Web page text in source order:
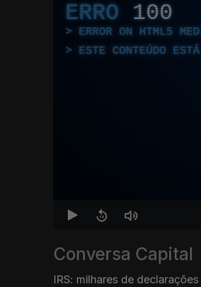
ERRO 100
ERROR ON HTML5
ESTE CONTEÚDO
Conversa Capital
IRS: milhares de